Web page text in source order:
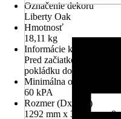
Označenie dekoru
Liberty Oak
Hmotnosť
18,11 kg
Informácie k pokládke
Pred začiatkom
pokládku dodaný s
Minimálna odporúčaná
60 kPA
Rozmer (DxŠxH)
1292 mm x 327 mm x 8